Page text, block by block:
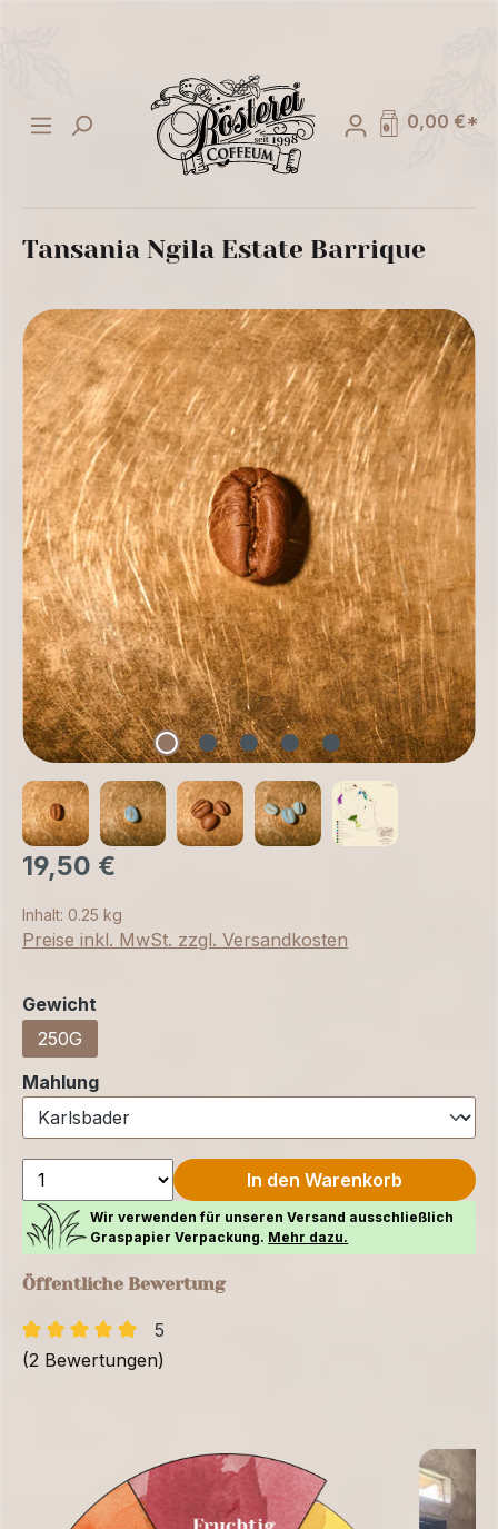
0,00 €*
Tansania Ngila Estate Barrique
19,50 €
Inhalt: 0.25 kg
Preise inkl. MwSt. zzgl. Versandkosten
Gewicht
250G
Mahlungauswählen
In den Warenkorb
Wir verwenden für unseren Versand ausschließlich
Graspapier Verpackung. Mehr dazu.
Öffentliche Bewertung
5
(2 Bewertungen)